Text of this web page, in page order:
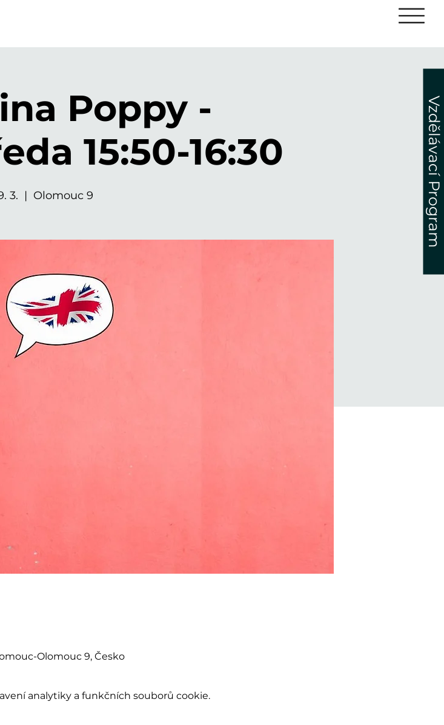
Vzdělávací Program
Poppy -
15:50-16:30
3.
  |
Olomouc 9
Olomouc 9, Česko
analytiky a funkčních souborů cookie.